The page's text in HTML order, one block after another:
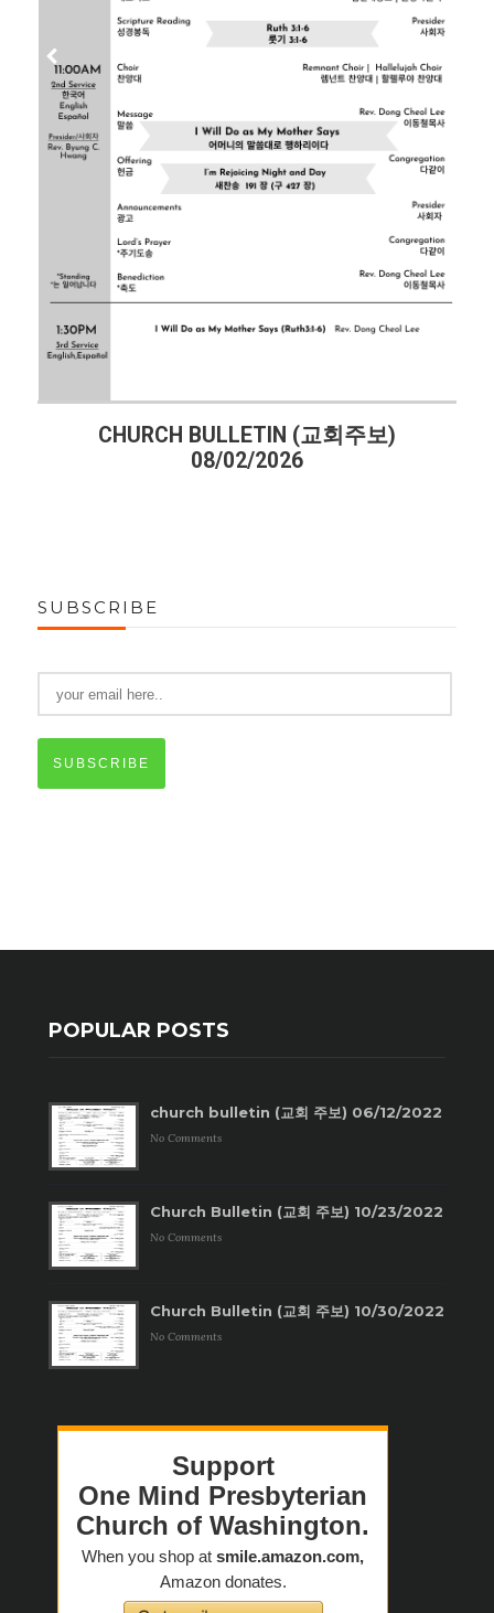
CHURCH BULLETIN (교회주보)
08/02/2026
SUBSCRIBE
SUBSCRIBE
POPULAR POSTS
church bulletin (교회 주보) 06/12/2022
No Comments
Church Bulletin (교회 주보) 10/23/2022
No Comments
Church Bulletin (교회 주보) 10/30/2022
No Comments